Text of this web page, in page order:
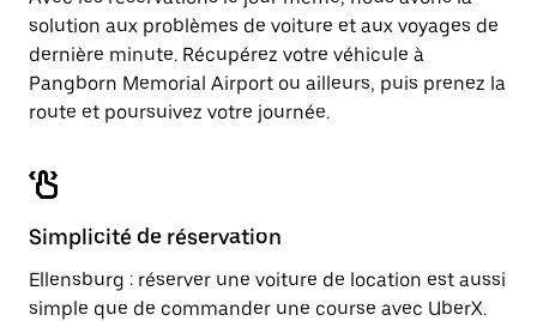
solution aux problèmes de voiture et aux voyages de
dernière minute. Récupérez votre véhicule à
Pangborn Memorial Airport ou ailleurs, puis prenez la
route et poursuivez votre journée.
Simplicité de réservation
Ellensburg : réserver une voiture de location est aussi
simple que de commander une course avec UberX.